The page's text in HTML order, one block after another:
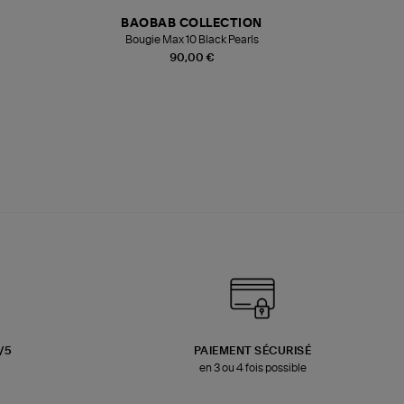
90,00 €
BAOBAB COLLECTION
Bougie Max 10 Black Pearls
5
PAIEMENT SÉCURISÉ
en 3 ou 4 fois possible